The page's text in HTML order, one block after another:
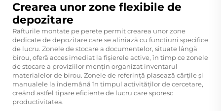
Crearea unor zone flexibile de
depozitare
Rafturile montate pe perete permit crearea unor zone
dedicate de depozitare care se aliniază cu funcțiuni specifice
de lucru. Zonele de stocare a documentelor, situate lângă
birou, oferă acces imediat la fișierele active, în timp ce zonele
de stocare a proviziilor mențin organizat inventarul
materialelor de birou. Zonele de referință plasează cărțile și
manualele la îndemână în timpul activităților de cercetare,
creând astfel tipare eficiente de lucru care sporesc
productivitatea.